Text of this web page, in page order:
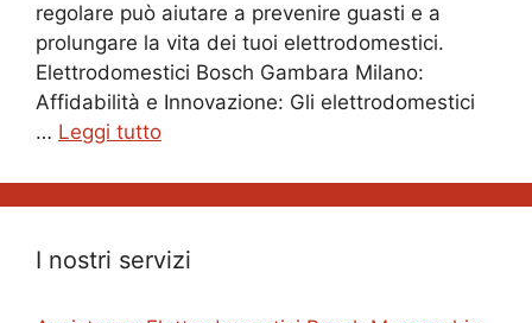
regolare può aiutare a prevenire guasti e a
prolungare la vita dei tuoi elettrodomestici.
Elettrodomestici Bosch Gambara Milano:
Affidabilità e Innovazione: Gli elettrodomestici
… Leggi tutto
I nostri servizi